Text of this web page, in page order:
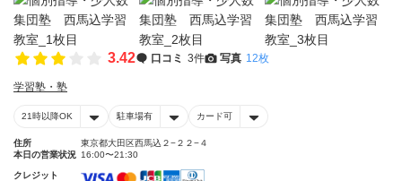
3.42 口コミ 3件 写真 12枚
学習塾・塾
21時以降OK 駐車場有 カード可
住所
東京都大田区西馬込２−２２−４
本日の営業状況 16:00〜21:30
クレジット